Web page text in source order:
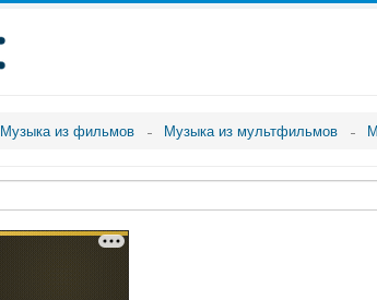
Музыка из фильмов Музыка из мультфильмов